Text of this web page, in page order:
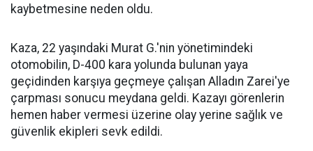
kaybetmesine neden oldu.
Kaza, 22 yaşındaki Murat G.'nin yönetimindeki
otomobilin, D-400 kara yolunda bulunan yaya
geçidinden karşıya geçmeye çalışan Alladın Zarei'ye
çarpması sonucu meydana geldi. Kazayı görenlerin
hemen haber vermesi üzerine olay yerine sağlık ve
güvenlik ekipleri sevk edildi.